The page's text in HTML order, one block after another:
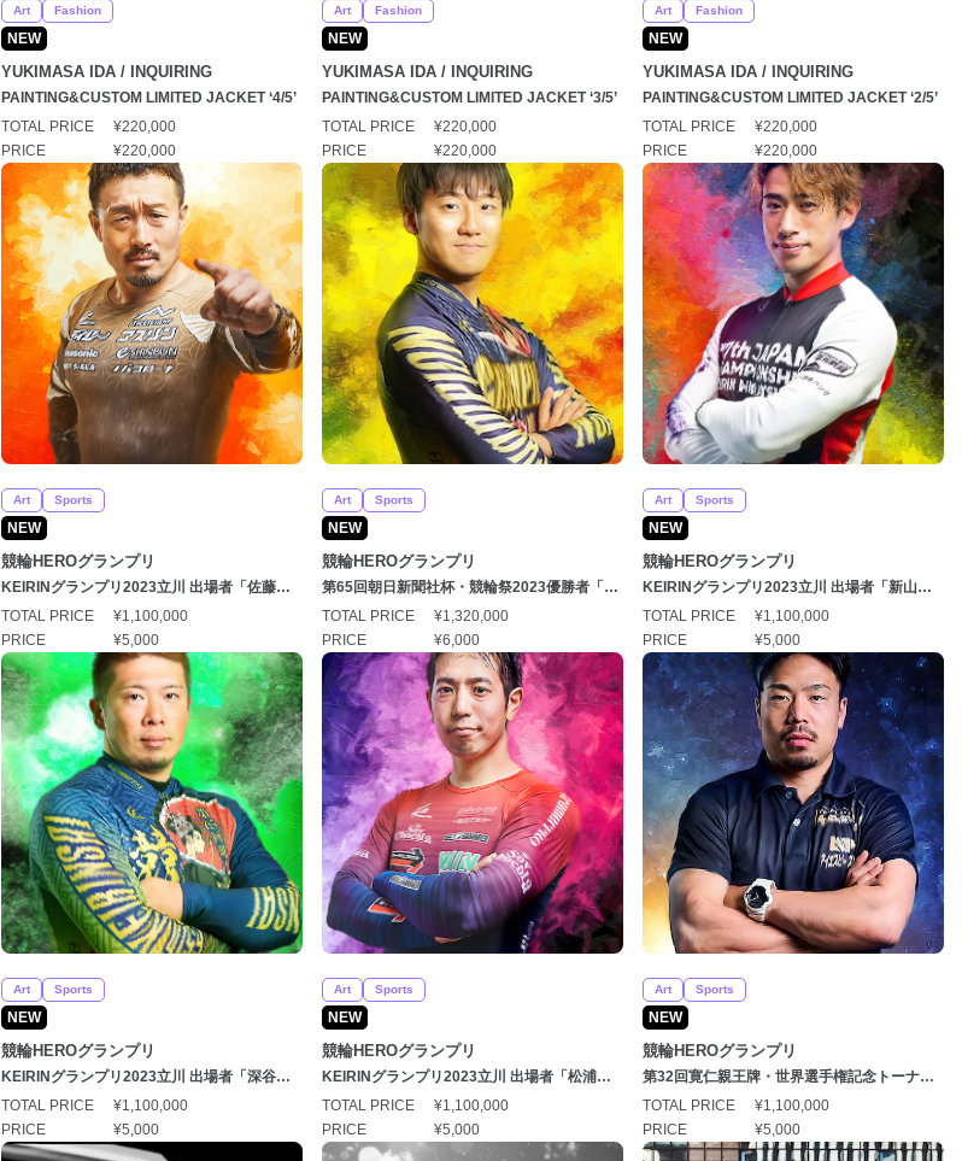
Art Fashion
NEW
YUKIMASA IDA / INQUIRING
PAINTING&CUSTOM LIMITED JACKET ‘4/5’
TOTAL PRICE
¥220,000
PRICE
¥220,000
Art Fashion
NEW
YUKIMASA IDA / INQUIRING
PAINTING&CUSTOM LIMITED JACKET ‘3/5’
TOTAL PRICE
¥220,000
PRICE
¥220,000
Art Fashion
NEW
YUKIMASA IDA / INQUIRING
PAINTING&CUSTOM LIMITED JACKET ‘2/5’
TOTAL PRICE
¥220,000
PRICE
¥220,000
Art Sports
NEW
競輪HEROグランプリ
KEIRINグランプリ2023立川 出場者「佐藤慎
太郎（さとうしんたろう）選手」
TOTAL PRICE
¥1,100,000
PRICE
¥5,000
Art Sports
NEW
競輪HEROグランプリ
第65回朝日新聞社杯・競輪祭2023優勝者「眞
杉匠（ますぎたくみ）選手」
TOTAL PRICE
¥1,320,000
PRICE
¥6,000
Art Sports
NEW
競輪HEROグランプリ
KEIRINグランプリ2023立川 出場者「新山響
平（しんざんきょうへい）選手」
TOTAL PRICE
¥1,100,000
PRICE
¥5,000
Art Sports
NEW
競輪HEROグランプリ
KEIRINグランプリ2023立川 出場者「深谷知
広（ふかやともひろ）選手」
TOTAL PRICE
¥1,100,000
PRICE
¥5,000
Art Sports
NEW
競輪HEROグランプリ
KEIRINグランプリ2023立川 出場者「松浦悠
士（まつうらゆうじ）選手」
TOTAL PRICE
¥1,100,000
PRICE
¥5,000
Art Sports
NEW
競輪HEROグランプリ
第32回寛仁親王牌・世界選手権記念トーナメ
ント優勝者「古性優作（こしょうゆうさく）
選手」
TOTAL PRICE
¥1,100,000
PRICE
¥5,000